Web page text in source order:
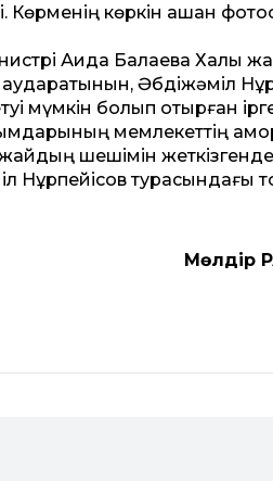
Көрменің көркін ашқан
Аида Балаева Халық
Әбдіжәміл
мүмкін болып отырған
мемлекет­тің
жайдың шешімін
Нұрпейісов турасындағы
Мөлдір